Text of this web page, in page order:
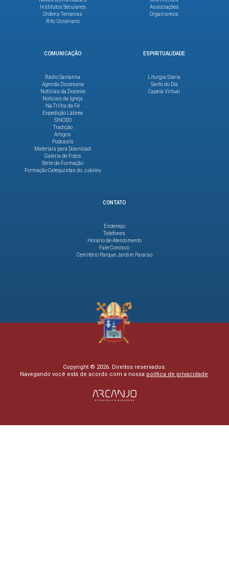
Institutos Seculares
Ordens Terceiras
Rito Ucraniano
Associações
Organismos
COMUNICAÇÃO
Rádio Santanna
Agenda Diocesana
Notícias da Diocese
Notícias da Igreja
Na Trilha da Fé
Expedição Lábrea
SINODO
Tradição
Artigos
Podcasts
Materiais para Download
Galeria de Fotos
Série de Formação
Formação Catequistas do Jubileu
ESPIRITUALIDADE
Liturgia Diária
Santo do Dia
Capela Virtual
CONTATO
Endereço
Telefones
Horário de Atendimento
Fale Conosco
Cemitério Parque Jardim Paraíso
Copyright © 2026. Direitos reservados.
Navegando você está de acordo com a nossa política de privacidade.